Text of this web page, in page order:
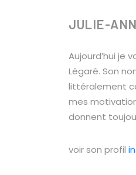
JULIE-
Aujourd’hui je
Légaré. Son
littéralement
mes
donnent
voir son profil